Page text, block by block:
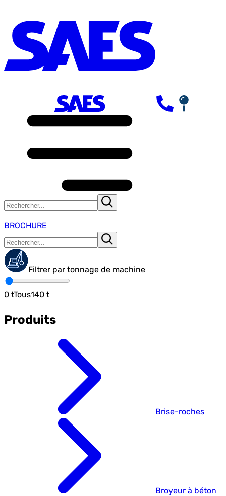
BROCHURE
Filtrer par tonnage de machine
0 tTous140 t
Produits
Brise-roches
Broyeur à béton